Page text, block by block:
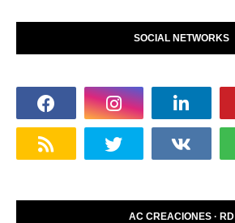
SOCIAL NETWORKS
AC CREACIONES · RD